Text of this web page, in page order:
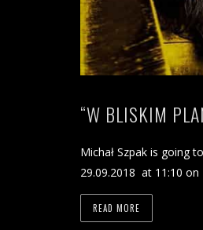
“W BLISKIM
Michał Szpak is going
29.09.2018 at 11:10
READ MORE